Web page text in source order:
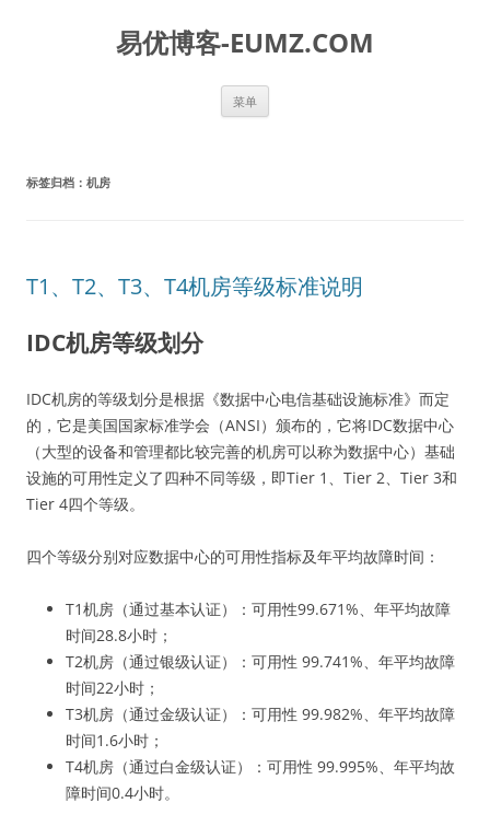
易优博客-EUMZ.COM
菜单
标签归档： 机房
T1、T2、T3、T4机房等级标准说明
IDC机房等级划分
IDC机房的等级划分是根据《数据中心电信基础设施标准》而定
的，它是美国国家标准学会（ANSI）颁布的，它将IDC数据中心
（大型的设备和管理都比较完善的机房可以称为数据中心）基础
设施的可用性定义了四种不同等级，即Tier 1、Tier 2、Tier 3和
Tier 4四个等级。
四个等级分别对应数据中心的可用性指标及年平均故障时间：
T1机房（通过基本认证）：可用性99.671%、年平均故障
时间28.8小时；
T2机房（通过银级认证）：可用性 99.741%、年平均故障
时间22小时；
T3机房（通过金级认证）：可用性 99.982%、年平均故障
时间1.6小时；
T4机房（通过白金级认证）：可用性 99.995%、年平均故
障时间0.4小时。